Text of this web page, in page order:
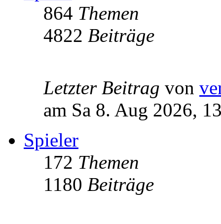
864 Themen
4822 Beiträge
Letzter Beitrag von
am Sa 8. Aug 2026,
Spieler
172 Themen
1180 Beiträge